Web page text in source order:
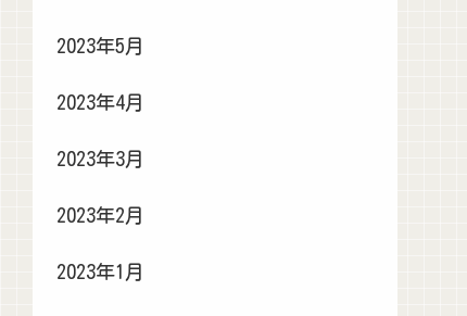
2023年5月
2023年4月
2023年3月
2023年2月
2023年1月